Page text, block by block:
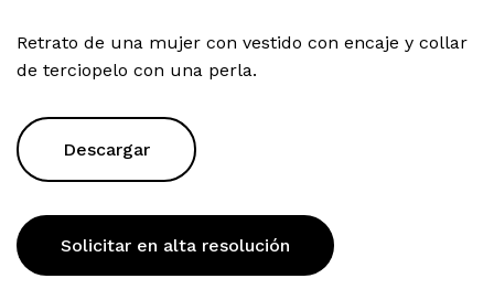
Retrato de una mujer con vestido con encaje y collar
de terciopelo con una perla.
Descargar
Solicitar en alta resolución